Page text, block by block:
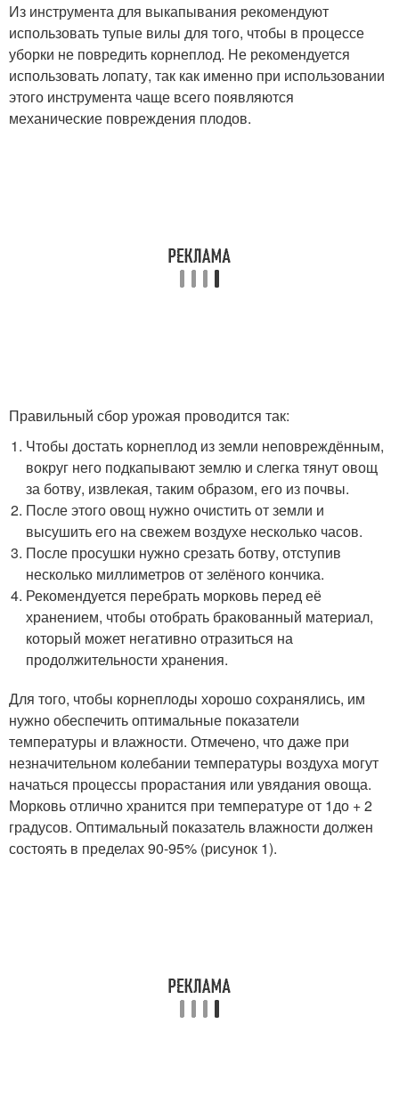
Из инструмента для выкапывания рекомендуют
использовать тупые вилы для того, чтобы в процессе
уборки не повредить корнеплод. Не рекомендуется
использовать лопату, так как именно при использовании
этого инструмента чаще всего появляются
механические повреждения плодов.
Правильный сбор урожая проводится так:
Чтобы достать корнеплод из земли неповреждённым,
вокруг него подкапывают землю и слегка тянут овощ
за ботву, извлекая, таким образом, его из почвы.
После этого овощ нужно очистить от земли и
высушить его на свежем воздухе несколько часов.
После просушки нужно срезать ботву, отступив
несколько миллиметров от зелёного кончика.
Рекомендуется перебрать морковь перед её
хранением, чтобы отобрать бракованный материал,
который может негативно отразиться на
продолжительности хранения.
Для того, чтобы корнеплоды хорошо сохранялись, им
нужно обеспечить оптимальные показатели
температуры и влажности. Отмечено, что даже при
незначительном колебании температуры воздуха могут
начаться процессы прорастания или увядания овоща.
Морковь отлично хранится при температуре от 1до + 2
градусов. Оптимальный показатель влажности должен
состоять в пределах 90-95% (рисунок 1).